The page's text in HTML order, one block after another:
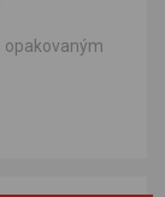
opakovaným